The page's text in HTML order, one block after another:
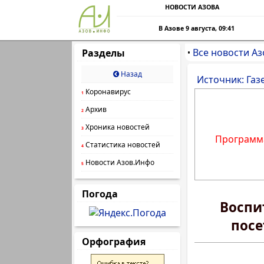
НОВОСТИ АЗОВА
В Азове 9 августа, 09:41
Разделы
Назад
1 Коронавирус
2 Архив
3 Хроника новостей
4 Статистика новостей
5 Новости Азов.Инфо
Погода
Орфография
• Все новости
Источник: